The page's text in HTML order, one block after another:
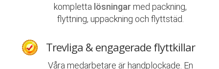
kompletta lösningar med packning,
flyttning, uppackning och flyttstäd.
Trevliga & engagerade flyttkillar
Våra medarbetare är handplockade. En